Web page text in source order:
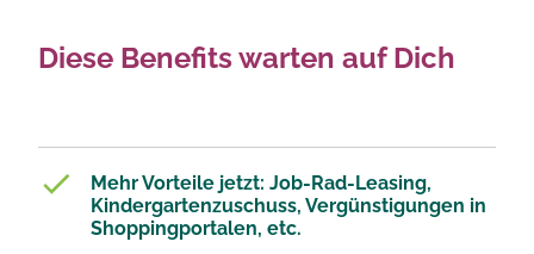
Diese Benefits warten auf Dich
Mehr Vorteile jetzt: Job-Rad-Leasing,
Kindergartenzuschuss, Vergünstigungen in
Shoppingportalen, etc.